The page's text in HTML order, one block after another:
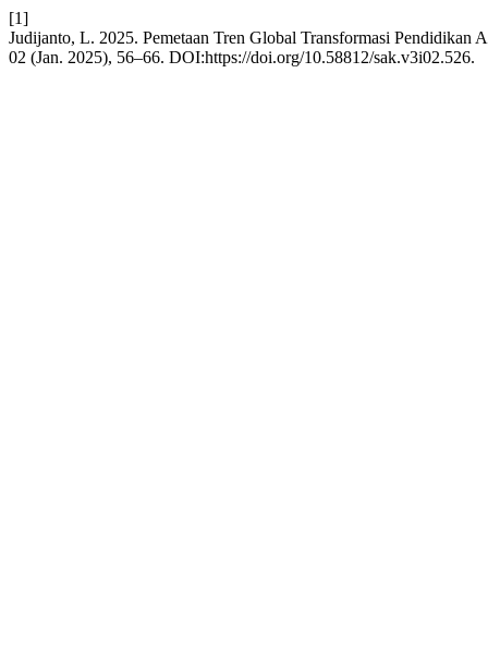
[1]
Judijanto, L. 2025. Pemetaan Tren Global Transformasi Pendidikan
02 (Jan. 2025), 56–66. DOI:https://doi.org/10.58812/sak.v3i02.526.